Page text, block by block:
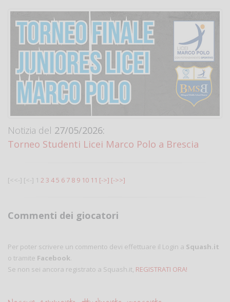
Notizia del 27/05/2026:
Torneo Studenti Licei Marco Polo a Brescia
[<<-] [<-] 1 2 3 45 6 7 8 9 10 11 [->] [->>]
Commenti dei giocatori
Per poter scrivere un commento devi effettuare il Login a Squash.it
o tramite Facebook.
Se non sei ancora registrato a Squash.it, REGISTRATI ORA!